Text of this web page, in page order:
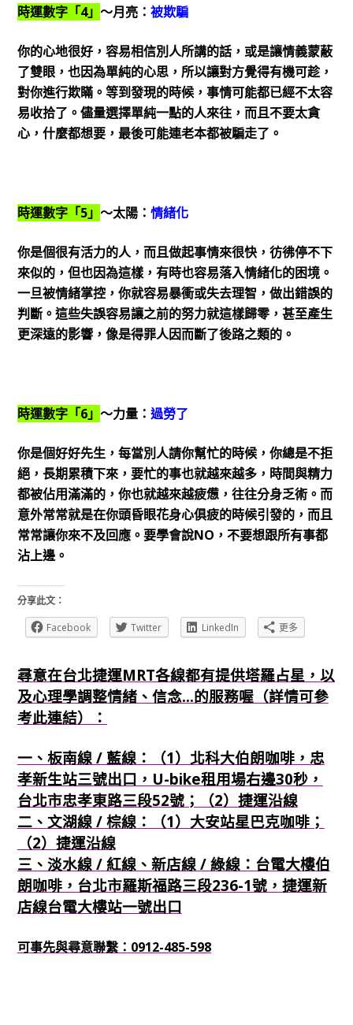
時運數字「4」 ～月亮： 被欺騙
你的心地很好，容易相信別人所講的話，或是讓情義蒙蔽
了雙眼，也因為單純的心思，所以讓對方覺得有機可趁，
對你進行欺瞞。等到發現的時候，事情可能都已經不太容
易收拾了。儘量選擇單純一點的人來往，而且不要太貪
心，什麼都想要，最後可能連老本都被騙走了。
時運數字「5」 ～太陽： 情緒化
你是個很有活力的人，而且做起事情來很快，彷彿停不下
來似的，但也因為這樣，有時也容易落入情緒化的困境。
一旦被情緒掌控，你就容易暴衝或失去理智，做出錯誤的
判斷。這些失誤容易讓之前的努力就這樣歸零，甚至產生
更深遠的影響，像是得罪人因而斷了後路之類的。
時運數字「6」 ～力量： 過勞了
你是個好好先生，每當別人請你幫忙的時候，你總是不拒
絕，長期累積下來，要忙的事也就越來越多，時間與精力
都被佔用滿滿的，你也就越來越疲憊，往往分身乏術。而
意外常常就是在你頭昏眼花身心俱疲的時候引發的，而且
常常讓你來不及回應。要學會說NO，不要想跟所有事都
沾上邊。
分享此文：
Facebook
Twitter LinkedIn 更多
尋意在台北捷運MRT各線都有提供塔羅占星，以
及心理學調整情緒、信念...的服務喔（詳情可參
考此連結）：
一、板南線 / 藍線：（1）北科大伯朗咖啡，忠
孝新生站三號出口，U-bike租用場右邊30秒，
台北市忠孝東路三段52號；（2）捷運沿線
二、文湖線 / 棕線：（1）大安站星巴克咖啡；
（2）捷運沿線
三、淡水線 / 紅線、新店線 / 綠線：台電大樓伯
朗咖啡，台北市羅斯福路三段236-1號，捷運新
店線台電大樓站一號出口
可事先與尋意聯繫：0912-485-598